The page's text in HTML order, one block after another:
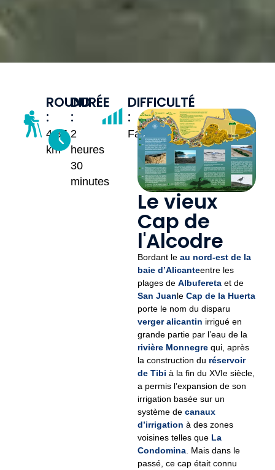
ROUND
:
4,35
km
DURÉE
:
2
heures
30
minutes
DIFFICULTÉ
:
Facile
Le vieux
Cap de
l'Alcodre
Bordant le au nord-est de la
baie d’Alicanteentre les
plages de Albufereta et de
San Juanle Cap de la Huerta
porte le nom du disparu
verger alicantin irrigué en
grande partie par l’eau de la
rivière Monnegre qui, après
la construction du réservoir
de Tibi à la fin du XVIe siècle,
a permis l’expansion de son
irrigation basée sur un
système de canaux
d’irrigation à des zones
voisines telles que La
Condomina . Mais dans le
passé, ce cap était connu